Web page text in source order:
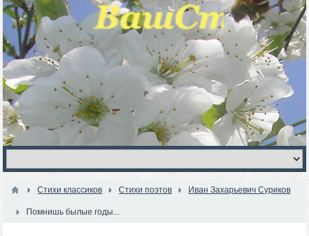
Стихи классиков Стихи поэтов Иван Захарьевич Суриков
Помнишь былые годы...